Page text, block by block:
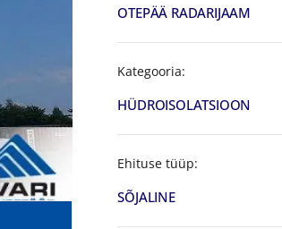
OTEPÄÄ RADARIJAAM
Kategooria:
HÜDROISOLATSIOON
Ehituse tüüp:
SÕJALINE